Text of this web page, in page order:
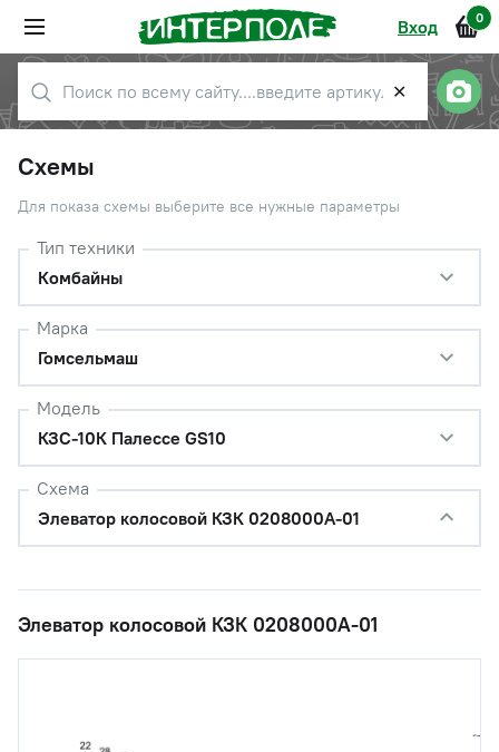
Вход 0
✕
Схемы
Для показа схемы выберите все нужные параметры
Тип техники
Комбайны
Марка
Гомсельмаш
Модель
КЗС-10К Палессе GS10
Схема
Элеватор колосовой КЗК 0208000А-01
Элеватор колосовой КЗК 0208000А-01